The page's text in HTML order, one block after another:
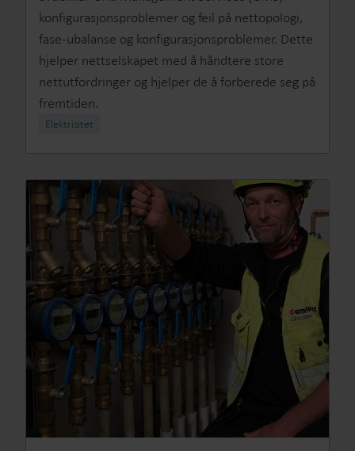
konfigurasjonsproblemer og feil på nettopologi,
fase-ubalanse og konfigurasjonsproblemer. Dette
hjelper nettselskapet med å håndtere store
nettutfordringer og hjelper de å forberede seg på
fremtiden.
Elektrisitet